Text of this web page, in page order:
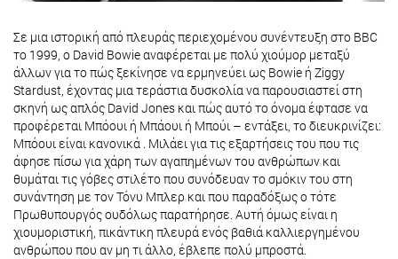
Σε μια ιστορική από πλευράς περιεχομένου συνέντευξη στο BBC
το 1999, o David Bowie αναφέρεται με πολύ χιούμορ μεταξύ
άλλων για το πώς ξεκίνησε να ερμηνεύει ως Bowie ή Ziggy
Stardust, έχοντας μια τεράστια δυσκολία να παρουσιαστεί στη
σκηνή ως απλός David Jones και πώς αυτό το όνομα έφτασε να
προφέρεται Μπόουι ή Μπάουι ή Μπούι – εντάξει, το διευκρινίζει:
Μπόουι είναι κανονικά . Μιλάει για τις εξαρτήσεις του που τις
άφησε πίσω για χάρη των αγαπημένων του ανθρώπων και
θυμάται τις γόβες στιλέτο που συνόδευαν το σμόκιν του στη
συνάντηση με τον Τόνυ Μπλερ και που παραδόξως ο τότε
Πρωθυπουργός ουδόλως παρατήρησε. Αυτή όμως είναι η
χιουμοριστική, πικάντικη πλευρά ενός βαθιά καλλιεργημένου
ανθρώπου που αν μη τι άλλο, έβλεπε πολύ μπροστά.